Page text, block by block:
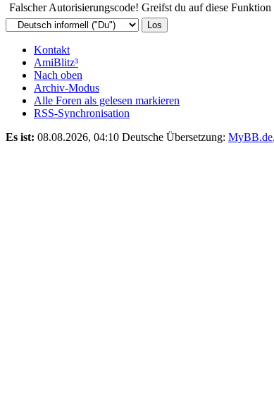
Falscher Autorisierungscode! Greifst du auf diese
Kontakt
AmiBlitz³
Nach oben
Archiv-Modus
Alle Foren als gelesen markieren
RSS-Synchronisation
Es ist: 08.08.2026, 04:10 Deutsche Übersetzung: MyBB.de